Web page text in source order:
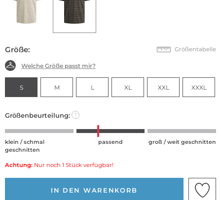
Größe: Größentabelle
Welche Größe passt mir?
S M L XL XXL XXXL
Größenbeurteilung: ?
klein / schmal
geschnitten
passend groß / weit geschnitten
Achtung: Nur noch 1 Stück verfügbar!
IN DEN WARENKORB